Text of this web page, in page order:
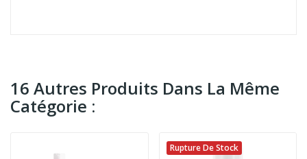
16 Autres Produits Dans La Même
Catégorie :
Rupture De Stock